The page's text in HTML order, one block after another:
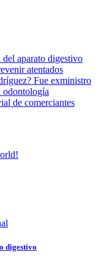
del aparato digestivo
atentados
Fue exministro
odontología
de comerciantes
digestivo